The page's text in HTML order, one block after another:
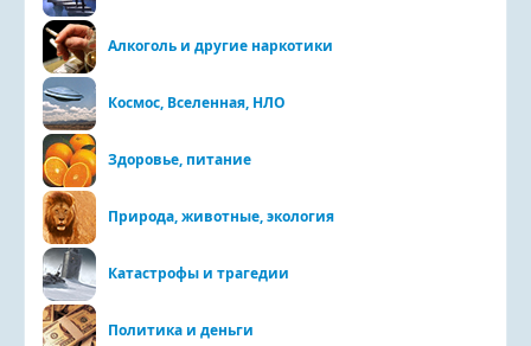
Алкоголь и другие наркотики
Космос, Вселенная, НЛО
Здоровье, питание
Природа, животные, экология
Катастрофы и трагедии
Политика и деньги